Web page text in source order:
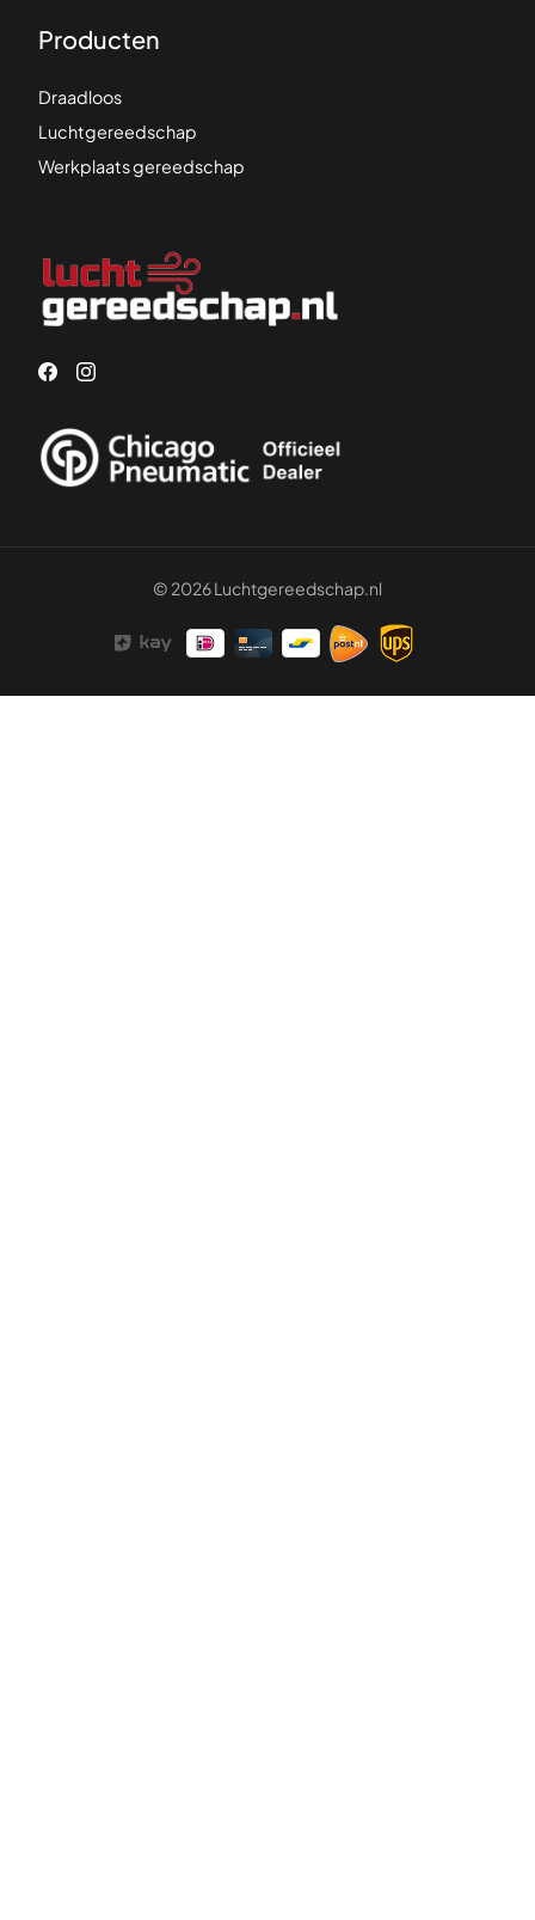
Producten
Draadloos
Luchtgereedschap
Werkplaats gereedschap
© 2026 Luchtgereedschap.nl